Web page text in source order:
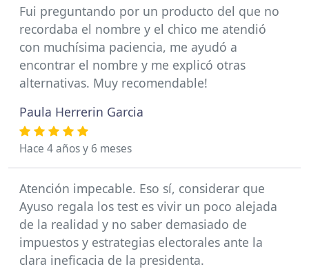
Fui preguntando por un producto del que no
recordaba el nombre y el chico me atendió
con muchísima paciencia, me ayudó a
encontrar el nombre y me explicó otras
alternativas. Muy recomendable!
Paula Herrerin Garcia
Hace 4 años y 6 meses
Atención impecable. Eso sí, considerar que
Ayuso regala los test es vivir un poco alejada
de la realidad y no saber demasiado de
impuestos y estrategias electorales ante la
clara ineficacia de la presidenta.